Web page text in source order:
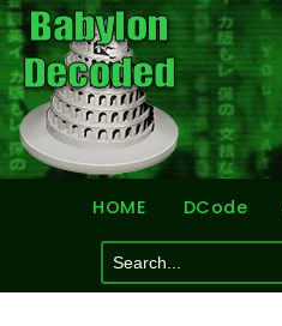
HOME DCode